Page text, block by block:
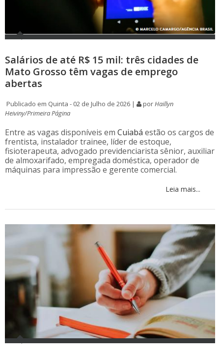
Salários de até R$ 15 mil: três cidades de
Mato Grosso têm vagas de emprego
abertas
Publicado em Quinta - 02 de Julho de 2026 | porHaillyn
Heiviny/Primeira Página
Entre as vagas disponíveis em Cuiabá estão os cargos de
frentista, instalador trainee, líder de estoque,
fisioterapeuta, advogado previdenciarista sênior, auxiliar
de almoxarifado, empregada doméstica, operador de
máquinas para impressão e gerente comercial.
Leia mais...